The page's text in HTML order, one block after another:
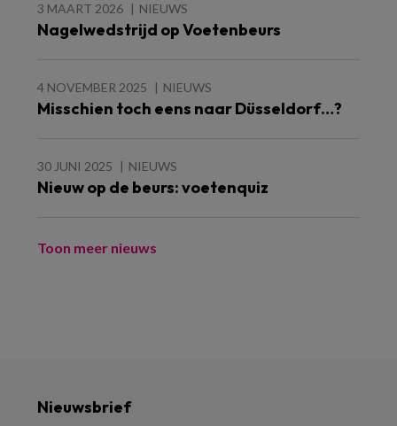
3 MAART 2026 NIEUWS
Nagelwedstrijd op Voetenbeurs
4 NOVEMBER 2025 NIEUWS
Misschien toch eens naar Düsseldorf…?
30 JUNI 2025 NIEUWS
Nieuw op de beurs: voetenquiz
Toon meer nieuws
Nieuwsbrief